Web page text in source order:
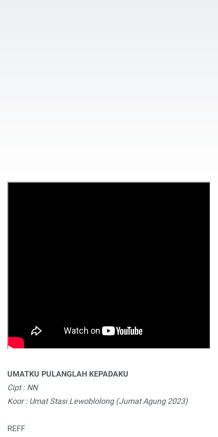
UMATKU PULANGLAH KEPADAKU
Cipt : NN
Koor : Umat Stasi Lewoblolong (Jumat Agung 2023)
REFF